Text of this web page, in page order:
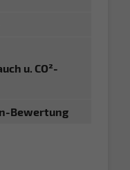
u. CO²-
Bewertung